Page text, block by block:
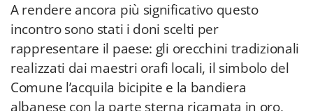
A rendere ancora più significativo questo
incontro sono stati i doni scelti per
rappresentare il paese: gli orecchini tradizionali
realizzati dai maestri orafi locali, il simbolo del
Comune l’acquila bicipite e la bandiera
albanese con la parte sterna ricamata in oro,